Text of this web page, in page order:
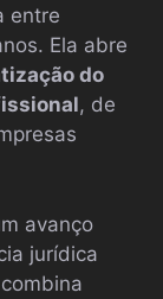
entre
Ela abre
do
, de
avanço
jurídica